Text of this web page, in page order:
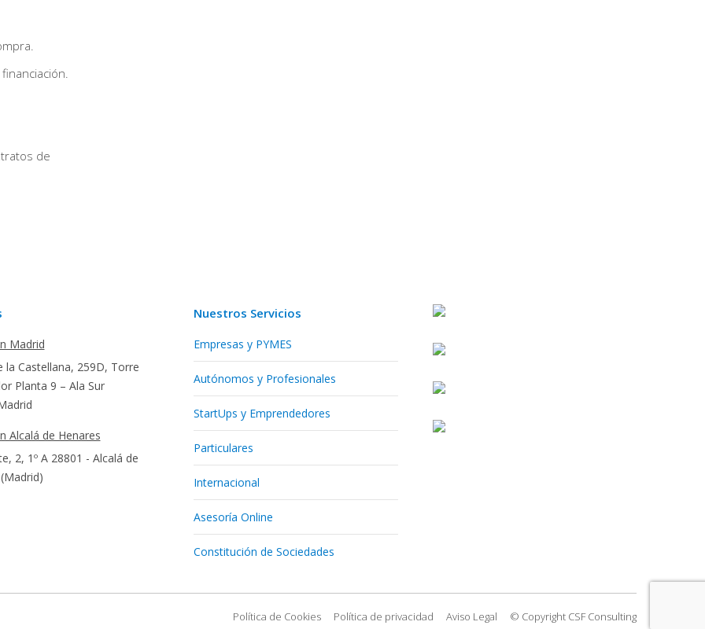
de
Madrid
la Castellana, 259D, Torre
Planta 9 – Ala Sur
Alcalá de Henares
2, 1º A 28801 - Alcalá de
Nuestros Servicios
Empresas y PYMES
Autónomos y Profesionales
StartUps y Emprendedores
Particulares
Internacional
Asesoría Online
Constitución de Sociedades
Política de Cookies Política de privacidad Aviso Legal © Copyright CSF Consulting